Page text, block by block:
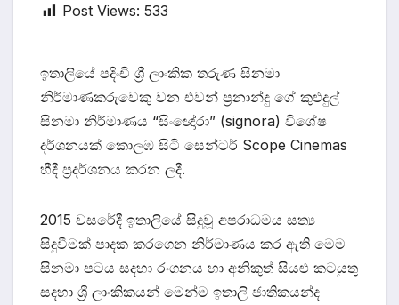
Post Views: 533
ඉතාලියේ පදිංචි ශ්‍රී ලාංකික තරුණ සිනමා
නිර්මාණකරුවෙකු වන එවන් ප්‍රනාන්දු ගේ කුළුදුල්
සිනමා නිර්මාණය “සිංඥෝරා” (signora) විශේෂ
දර්ශනයක් කොලඹ සිටි සෙන්ටර් Scope Cinemas
හීදී ප්‍රදර්ශනය කරන ලදී.
2015 වසරේදී ඉතාලියේ සිදුවූ අපරාධමය සත්‍ය
සිදුවීමක් පාදක කරගෙන නිර්මාණය කර ඇති මෙම
සිනමා පටය සදහා රංගනය හා අනිකුත් සියළු කටයුතු
සදහා ශ්‍රී ලාංකිකයන් මෙන්ම ඉතාලි ජාතිකයන්ද